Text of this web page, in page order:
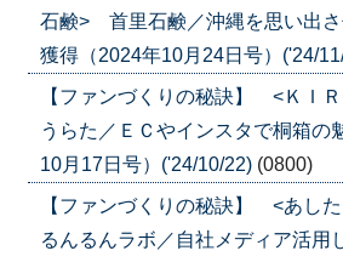
石鹸> 首里石鹸／沖縄を思い出
獲得（2024年10月24日号）('24/
【ファンづくりの秘訣】 <ＫＩ
うらた／ＥＣやインスタで桐箱の
10月17日号）('24/10/22) (0800)
【ファンづくりの秘訣】 <あし
るんるんラボ／自社メディア活用